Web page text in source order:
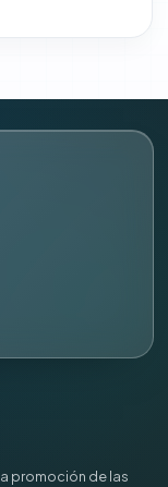
promoción de las